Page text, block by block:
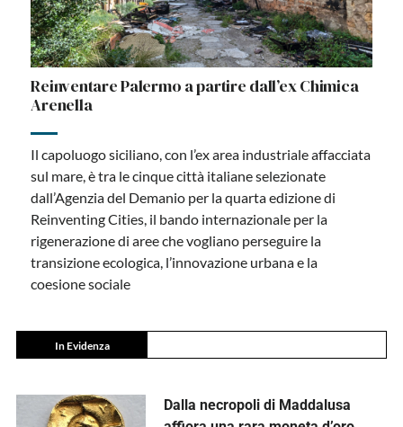
Reinventare Palermo a partire dall’ex Chimica
Arenella
Il capoluogo siciliano, con l’ex area industriale affacciata
sul mare, è tra le cinque città italiane selezionate
dall’Agenzia del Demanio per la quarta edizione di
Reinventing Cities, il bando internazionale per la
rigenerazione di aree che vogliano perseguire la
transizione ecologica, l’innovazione urbana e la
coesione sociale
In Evidenza
Dalla necropoli di Maddalusa